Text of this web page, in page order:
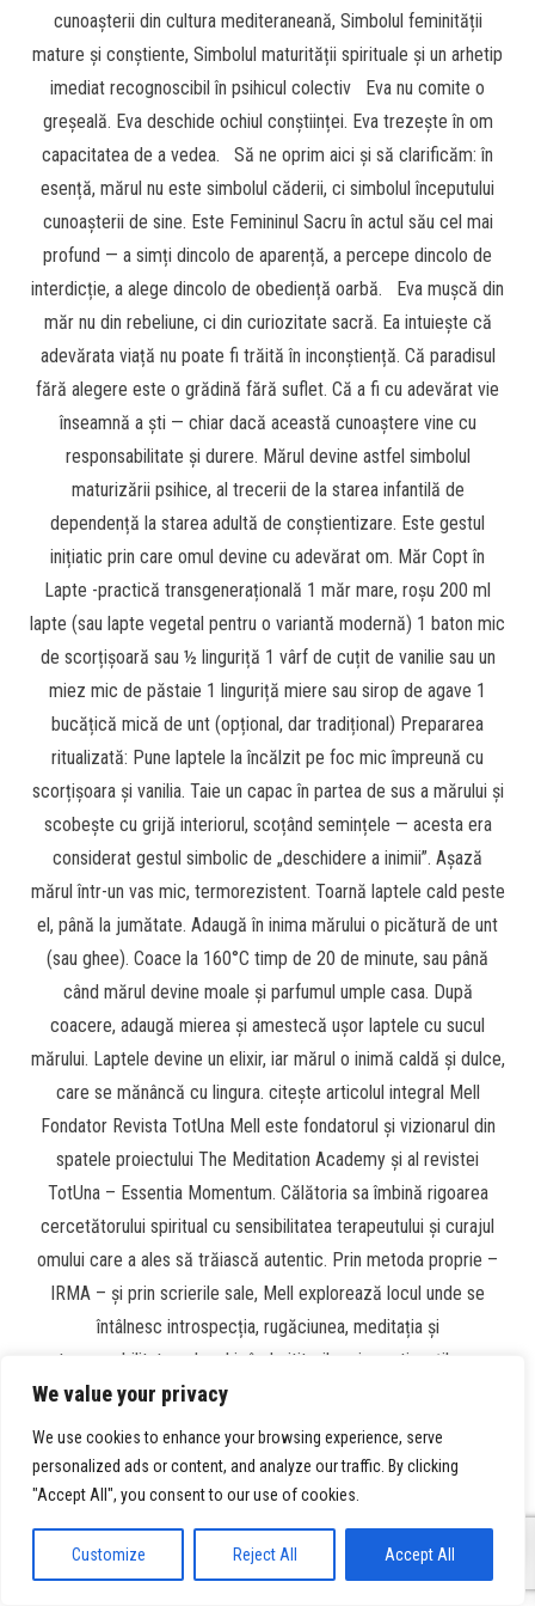
We value your privacy
We use cookies to enhance your browsing experience, serve
personalized ads or content, and analyze our traffic. By clicking
"Accept All", you consent to our use of cookies.
Customize Reject All Accept All
cunoașterii din cultura mediteraneană, Simbolul feminității
mature și conștiente, Simbolul maturității spirituale și un arhetip
imediat recognoscibil în psihicul colectiv Eva nu comite o
greșeală. Eva deschide ochiul conștiinței. Eva trezește în om
capacitatea de a vedea. Să ne oprim aici și să clarificăm: în
esență, mărul nu este simbolul căderii, ci simbolul începutului
cunoașterii de sine. Este Femininul Sacru în actul său cel mai
profund — a simți dincolo de aparență, a percepe dincolo de
interdicție, a alege dincolo de obediență oarbă. Eva mușcă din
măr nu din rebeliune, ci din curiozitate sacră. Ea intuiește că
adevărata viață nu poate fi trăită în inconștiență. Că paradisul
fără alegere este o grădină fără suflet. Că a fi cu adevărat vie
înseamnă a ști — chiar dacă această cunoaștere vine cu
responsabilitate și durere. Mărul devine astfel simbolul
maturizării psihice, al trecerii de la starea infantilă de
dependență la starea adultă de conștientizare. Este gestul
inițiatic prin care omul devine cu adevărat om. Măr Copt în
Lapte -practică transgenerațională 1 măr mare, roșu 200 ml
lapte (sau lapte vegetal pentru o variantă modernă) 1 baton mic
de scorțișoară sau ½ linguriță 1 vârf de cuțit de vanilie sau un
miez mic de păstaie 1 linguriță miere sau sirop de agave 1
bucățică mică de unt (opțional, dar tradițional) Prepararea
ritualizată: Pune laptele la încălzit pe foc mic împreună cu
scorțișoara și vanilia. Taie un capac în partea de sus a mărului și
scobește cu grijă interiorul, scoțând semințele — acesta era
considerat gestul simbolic de „deschidere a inimii”. Așază
mărul într-un vas mic, termorezistent. Toarnă laptele cald peste
el, până la jumătate. Adaugă în inima mărului o picătură de unt
(sau ghee). Coace la 160°C timp de 20 de minute, sau până
când mărul devine moale și parfumul umple casa. După
coacere, adaugă mierea și amestecă ușor laptele cu sucul
mărului. Laptele devine un elixir, iar mărul o inimă caldă și dulce,
care se mănâncă cu lingura. citește articolul integral Mell
Fondator Revista TotUna Mell este fondatorul și vizionarul din
spatele proiectului The Meditation Academy și al revistei
TotUna – Essentia Momentum. Călătoria sa îmbină rigoarea
cercetătorului spiritual cu sensibilitatea terapeutului și curajul
omului care a ales să trăiască autentic. Prin metoda proprie –
IRMA – și prin scrierile sale, Mell explorează locul unde se
întâlnesc introspecția, rugăciunea, meditația și
atemporabilitatea, deschizând cititorilor și practicanților un
drum către unitate și adevăr interior. mell space Articol, Hrana
Constienta, Numarul 9, Revista TotUna Hrană Conștientă –
Cacao September 1, 2025 No Comments Articol, Hrana
Constienta, Numarul 10, Revista TotUna Hrană Conștientă –
Mierea September 29, 2025 No Comments Articol, Hrana
Constienta, Numarul 11, Revista TotUna Hrană Conștientă –